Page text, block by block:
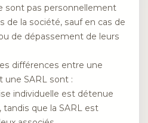
sont pas personnellement
de la société, sauf en cas de
de dépassement de leurs
différences entre une
une SARL sont :
individuelle est détenue
que la SARL est